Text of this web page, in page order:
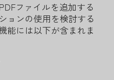
ファイルを追加する
ョンの使用を検討する
能には以下が含まれま